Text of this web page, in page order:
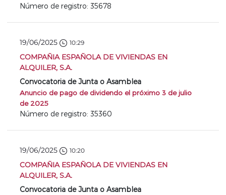
Número de registro: 35678
19/06/2025 10:29
COMPAÑIA ESPAÑOLA DE VIVIENDAS EN
ALQUILER, S.A.
Convocatoria de Junta o Asamblea
Anuncio de pago de dividendo el próximo 3 de julio
de 2025
Número de registro: 35360
19/06/2025 10:20
COMPAÑIA ESPAÑOLA DE VIVIENDAS EN
ALQUILER, S.A.
Convocatoria de Junta o Asamblea